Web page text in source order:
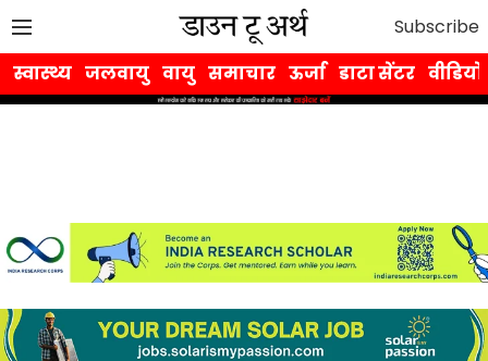
Subscribe
स्वास्थ्य जलवायु वायु समाचार ऊर्जा डाटा सेंटर वीडियो